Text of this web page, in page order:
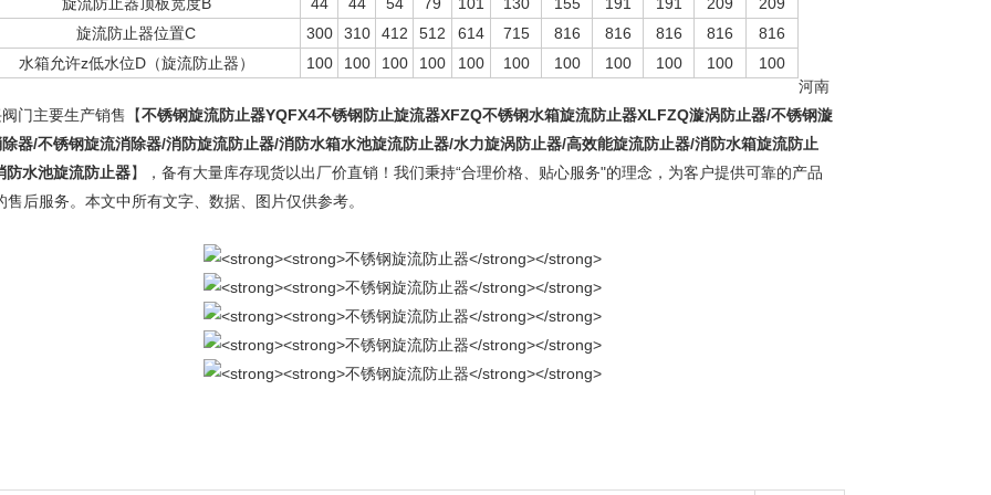
旋流防止器位置C
300 310 412 512 614 715 816 816 816 816
816
水箱允许z低水位D（旋流防止器）
100 100 100 100 100 100 100 100 100 100
100
河南
门主要生产销售【不锈钢旋流防止器YQFX4不锈钢防止旋流器XFZQ不锈钢水箱旋流防止器XLFZQ漩涡防止器/不锈钢漩
器/不锈钢旋流消除器/消防旋流防止器/消防水箱水池旋流防止器/水力旋涡防止器/高效能旋流防止器/消防水箱旋流防止
防水池旋流防止器】，备有大量库存现货以出厂价直销！我们秉持“合理价格、贴心服务"的理念，为客户提供可靠的产品
售后服务。本文中所有文字、数据、图片仅供参考。